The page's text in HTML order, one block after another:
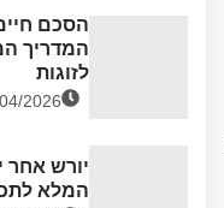
הסכם
המדריך
לזוגות
2026
יורש אחר
המלא